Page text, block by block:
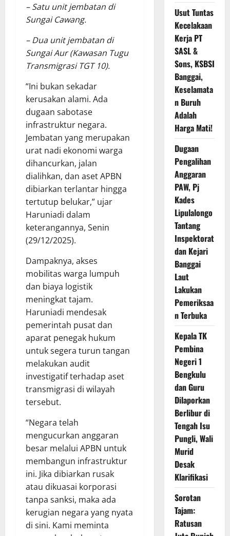
– Satu unit jembatan di
Sungai Cawang.
– Dua unit jembatan di
Sungai Aur (Kawasan Tugu
Transmigrasi TGT 10).
“Ini bukan sekadar
kerusakan alami. Ada
dugaan sabotase
infrastruktur negara.
Jembatan yang merupakan
urat nadi ekonomi warga
dihancurkan, jalan
dialihkan, dan aset APBN
dibiarkan terlantar hingga
tertutup belukar,” ujar
Haruniadi dalam
keterangannya, Senin
(29/12/2025).
Dampaknya, akses
mobilitas warga lumpuh
dan biaya logistik
meningkat tajam.
Haruniadi mendesak
pemerintah pusat dan
aparat penegak hukum
untuk segera turun tangan
melakukan audit
investigatif terhadap aset
transmigrasi di wilayah
tersebut.
“Negara telah
mengucurkan anggaran
besar melalui APBN untuk
membangun infrastruktur
ini. Jika dibiarkan rusak
atau dikuasai korporasi
tanpa sanksi, maka ada
kerugian negara yang nyata
di sini. Kami meminta
Usut Tuntas
Kecelakaan
Kerja PT
SASL &
Sons, KSBSI
Banggai,
Keselamata
n Buruh
Adalah
Harga Mati!
Dugaan
Pengalihan
Anggaran
PAW, Pj
Kades
Lipulalongo
Tantang
Inspektorat
dan Kejari
Banggai
Laut
Lakukan
Pemeriksaa
n Terbuka
Kepala TK
Pembina
Negeri 1
Bengkulu
dan Guru
Dilaporkan
Berlibur di
Tengah Isu
Pungli, Wali
Murid
Desak
Klarifikasi
Sorotan
Tajam:
Ratusan